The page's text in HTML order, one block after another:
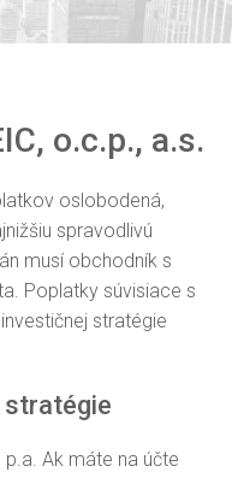
o.c.p., a.s.
oslobodená,
spravodlivú
musí obchodník s
Poplatky súvisiace s
stratégie
stratégie
Ak máte na účte